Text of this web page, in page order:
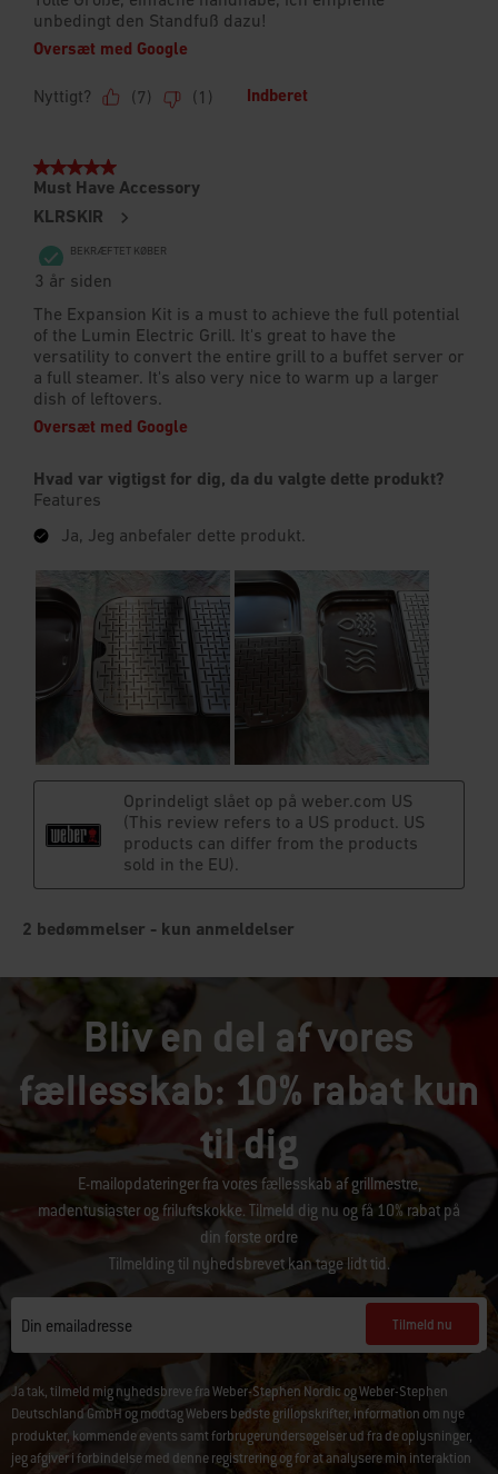
Bliv en del af vores
fællesskab: 10% rabat kun
til dig
E-mailopdateringer fra vores fællesskab af grillmestre,
madentusiaster og friluftskokke. Tilmeld dig nu og få 10% rabat på
din første ordre
Tilmelding til nyhedsbrevet kan tage lidt tid.
Din emailadresse Tilmeld nu
Ja tak, tilmeld mig nyhedsbreve fra Weber-Stephen Nordic og Weber-Stephen
Deutschland GmbH og modtag Webers bedste grillopskrifter, information om nye
produkter, kommende events samt forbrugerundersøgelser ud fra de oplysninger,
jeg afgiver i forbindelse med denne registrering og for at analysere min interaktion